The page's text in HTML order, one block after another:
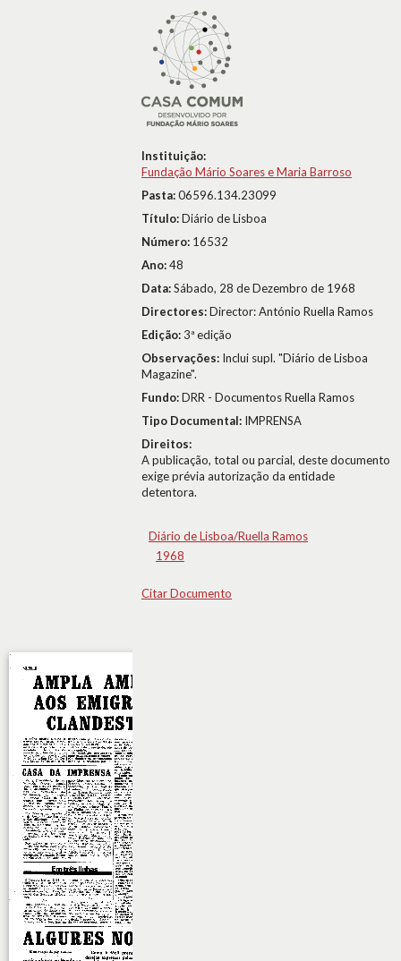
Instituição:
Fundação Mário Soares e Maria Barroso
Pasta:06596.134.23099
Título:Diário de Lisboa
Número: 16532
Ano:48
Data:Sábado, 28 de Dezembro de 1968
Directores:Director: António Ruella Ramos
Edição:3ª edição
Observações: Inclui supl. "Diário de Lisboa
Magazine".
Fundo:DRR - Documentos Ruella Ramos
Tipo Documental: IMPRENSA
Direitos:
A publicação, total ou parcial, deste documento
exige prévia autorização da entidade
detentora.
Diário de Lisboa/Ruella Ramos
1968
Citar Documento